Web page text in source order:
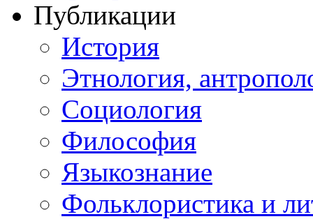
Публикации
История
Этнология,
Социология
Философия
Языкознание
Фольклористика и